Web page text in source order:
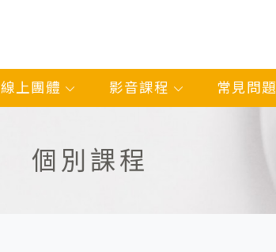
線上團體 影音課程 常見問題
個別課程